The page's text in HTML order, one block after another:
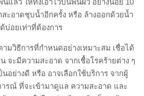
แล้ว ให้ทิ้งเอาไว้บนพื้นผิว อย่างน้อย 10
ะอาดชุบน้ำอีกครั้ง หรือ ล้างออกด้วยน้ำ
บ่อยเท่าที่ต้องการ
ามวิธีการที่กำหนดอย่างเหมาะสม เชื่อได้
จะมีความสะอาด จากเชื้อโรคร้ายต่าง ๆ
อย่างดี หรือ อาจเลือกใช้บริการ จากผู้
รณ์ ที่จะเข้ามาดูแล ความสะอาด และ